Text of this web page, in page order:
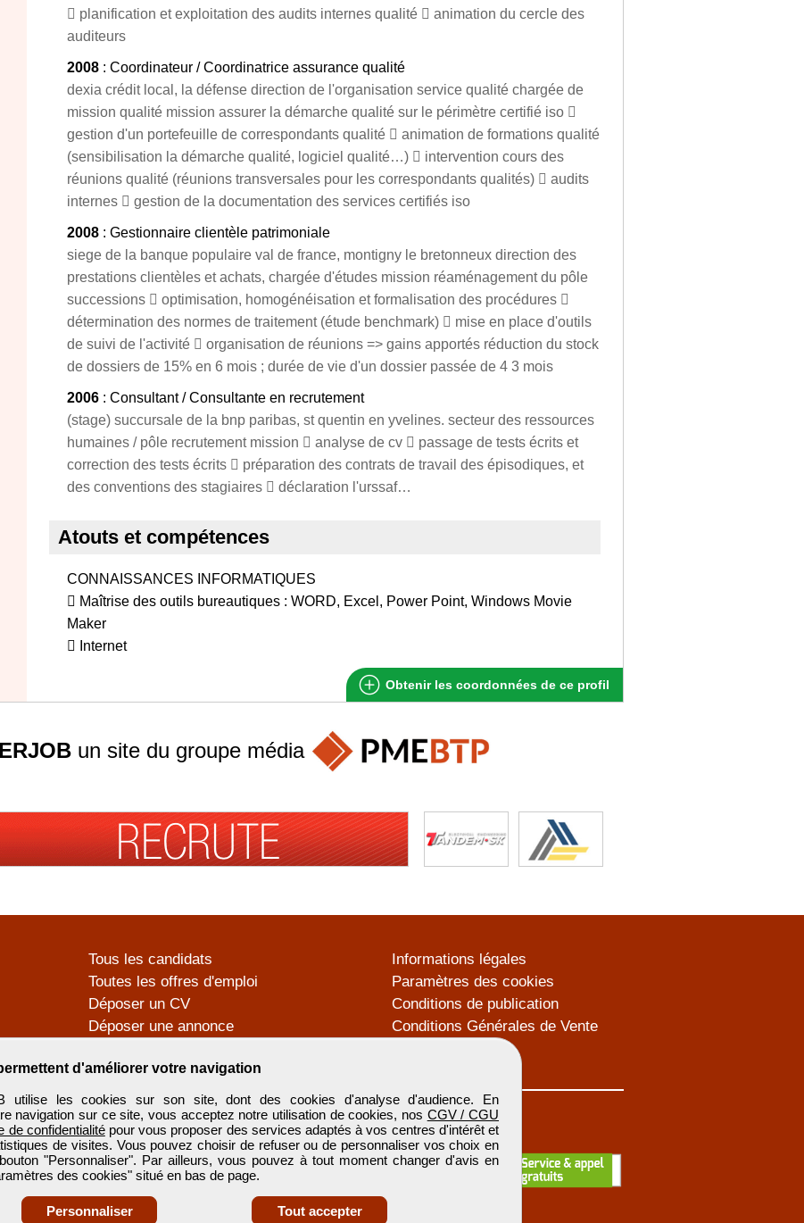
 planification et exploitation des audits internes qualité  animation du cercle des
auditeurs
2008 : Coordinateur / Coordinatrice assurance qualité
dexia crédit local, la défense direction de l'organisation service qualité chargée de
mission qualité mission assurer la démarche qualité sur le périmètre certifié iso 
gestion d'un portefeuille de correspondants qualité  animation de formations qualité
(sensibilisation la démarche qualité, logiciel qualité…)  intervention cours des
réunions qualité (réunions transversales pour les correspondants qualités)  audits
internes  gestion de la documentation des services certifiés iso
2008 : Gestionnaire clientèle patrimoniale
siege de la banque populaire val de france, montigny le bretonneux direction des
prestations clientèles et achats, chargée d'études mission réaménagement du pôle
successions  optimisation, homogénéisation et formalisation des procédures 
détermination des normes de traitement (étude benchmark)  mise en place d'outils
de suivi de l'activité  organisation de réunions => gains apportés réduction du stock
de dossiers de 15% en 6 mois ; durée de vie d'un dossier passée de 4 3 mois
2006 : Consultant / Consultante en recrutement
(stage) succursale de la bnp paribas, st quentin en yvelines. secteur des ressources
humaines / pôle recrutement mission  analyse de cv  passage de tests écrits et
correction des tests écrits  préparation des contrats de travail des épisodiques, et
des conventions des stagiaires  déclaration l'urssaf…
Atouts et compétences
CONNAISSANCES INFORMATIQUES
 Maîtrise des outils bureautiques : WORD, Excel, Power Point, Windows Movie
Maker
 Internet
Obtenir les coordonnées de ce profil
d'améliorer votre navigation
utilise les cookies sur son site, dont des cookies d'analyse d'audience. En
navigation sur ce site, vous acceptez notre utilisation de cookies, nos CGV / CGU
de confidentialitépour vous proposer des services adaptés à vos centres d'intérêt et
de visites. Vous pouvez choisir de refuser ou de personnaliser vos choix en
"Personnaliser". Par ailleurs, vous pouvez à tout moment changer d'avis en
des cookies" situé en bas de page.
Personnaliser Tout accepter
un site du groupe média
Tous les candidats
Toutes les offres d'emploi
Déposer un CV
Déposer une annonce
Informations légales
Paramètres des cookies
Conditions de publication
Conditions Générales de Vente